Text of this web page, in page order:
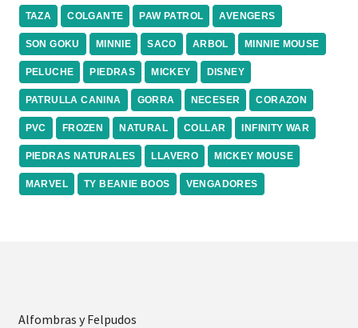
TAZA COLGANTE PAW PATROL AVENGERS
SON GOKU MINNIE SACO ARBOL MINNIE MOUSE
PELUCHE PIEDRAS MICKEY DISNEY
PATRULLA CANINA GORRA NECESER CORAZON
PVC FROZEN NATURAL COLLAR INFINITY WAR
PIEDRAS NATURALES LLAVERO MICKEY MOUSE
MARVEL TY BEANIE BOOS VENGADORES
Alfombras y Felpudos